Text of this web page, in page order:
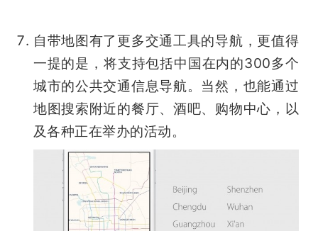
自带地图有了更多交通工具的导航，更值得
一提的是，将支持包括中国在内的300多个
城市的公共交通信息导航。当然，也能通过
地图搜索附近的餐厅、酒吧、购物中心，以
及各种正在举办的活动。